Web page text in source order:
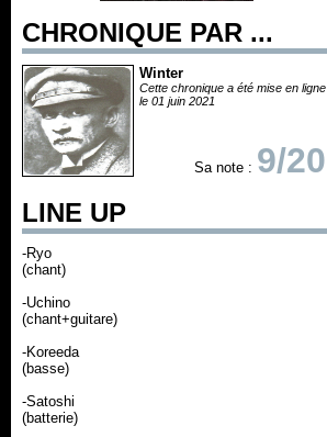
CHRONIQUE PAR ...
Winter
Cette chronique a été mise en ligne
le 01 juin 2021
Sa note : 9/20
LINE UP
-Ryo
(chant)
-Uchino
(chant+guitare)
-Koreeda
(basse)
-Satoshi
(batterie)